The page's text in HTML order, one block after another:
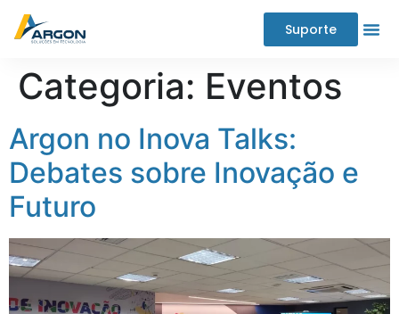
Suporte
Categoria: Eventos
Argon no Inova Talks:
Debates sobre Inovação e
Futuro